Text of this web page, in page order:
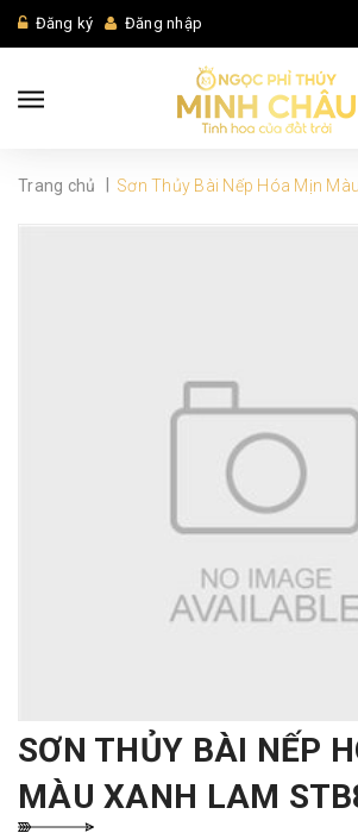
Đăng ký Đăng nhập
Trang chủ Sơn Thủy Bài Nếp Hóa Mịn
SƠN THỦY BÀI NẾP
MÀU XANH LAM